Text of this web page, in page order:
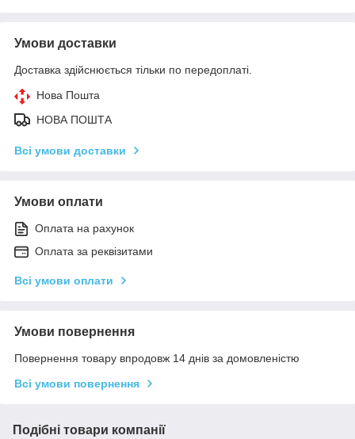
Умови доставки
Доставка здійснюється тільки по передоплаті.
Нова Пошта
НОВА ПОШТА
Всі умови доставки
Умови оплати
Оплата на рахунок
Оплата за реквізитами
Всі умови оплати
Умови повернення
Повернення товару впродовж 14 днів за домовленістю
Всі умови повернення
Подібні товари компанії